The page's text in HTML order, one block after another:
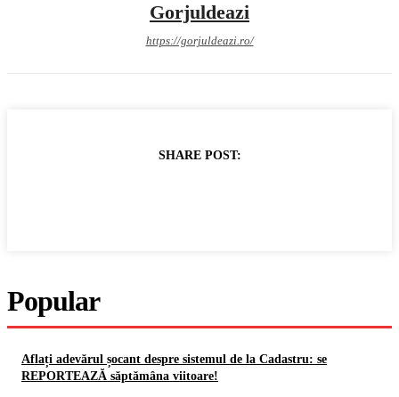
Gorjuldeazi
https://gorjuldeazi.ro/
SHARE POST:
Popular
Aflați adevărul șocant despre sistemul de la Cadastru: se
REPORTEAZĂ săptămâna viitoare!